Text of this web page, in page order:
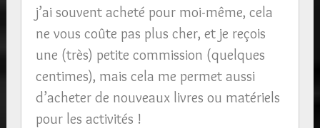
j’ai souvent acheté pour moi-même, cela
ne vous coûte pas plus cher, et je reçois
une (très) petite commission (quelques
centimes), mais cela me permet aussi
d’acheter de nouveaux livres ou matériels
pour les activités !